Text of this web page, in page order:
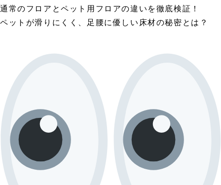
通常のフロアとペット用フロアの違いを徹底検証！
ペットが滑りにくく、足腰に優しい床材の秘密とは？